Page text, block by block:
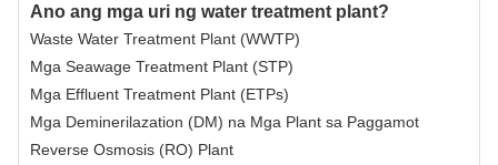
Ano ang mga uri ng water treatment plant?
Waste Water Treatment Plant (WWTP)
Mga Seawage Treatment Plant (STP)
Mga Effluent Treatment Plant (ETPs)
Mga Deminerilazation (DM) na Mga Plant sa Paggamot
Reverse Osmosis (RO) Plant